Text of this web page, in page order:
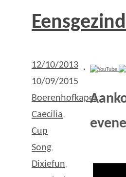
12/10/2013
10/09/2015
Boerenhofkapel,
Caecilia,
Cup
Song,
Dixiefun,